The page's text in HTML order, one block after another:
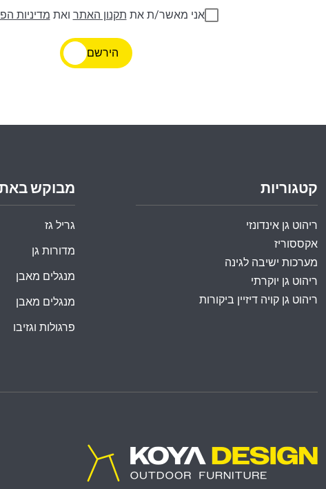
אני מאשר/ת את תקנון האתר ואת מדיניות
הירשם
מבוקש
גריל גז
מדורות גן
מנגלים מאבן
מנגלים מאבן
פרגולות וגזיבו
קטגוריות
ריהוט גן אינדונזי
אקססוריז
מערכות ישיבה לגינה
ריהוט גן יוקרתי
ריהוט גן קויה דיזיין ביקורות